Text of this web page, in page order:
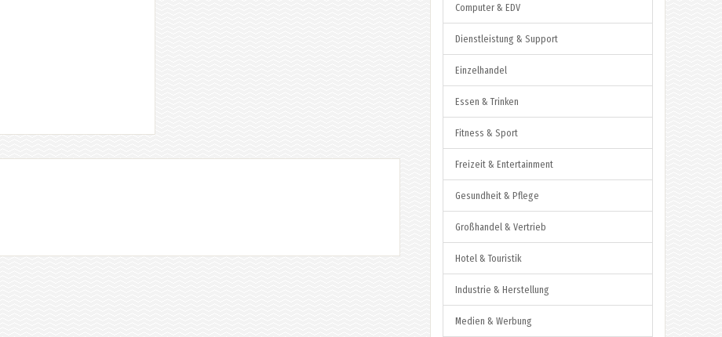
Computer & EDV
Dienstleistung & Support
Einzelhandel
Essen & Trinken
Fitness & Sport
Freizeit & Entertainment
Gesundheit & Pflege
Großhandel & Vertrieb
Hotel & Touristik
Industrie & Herstellung
Medien & Werbung